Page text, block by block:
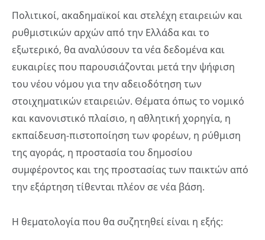
Πολιτικοί, ακαδημαϊκοί και στελέχη εταιρειών και
ρυθμιστικών αρχών από την Ελλάδα και το
εξωτερικό, θα αναλύσουν τα νέα δεδομένα και
ευκαιρίες που παρουσιάζονται μετά την ψήφιση
του νέου νόμου για την αδειοδότηση των
στοιχηματικών εταιρειών. Θέματα όπως το νομικό
και κανονιστικό πλαίσιο, η αθλητική χορηγία, η
εκπαίδευση-πιστοποίηση των φορέων, η ρύθμιση
της αγοράς, η προστασία του δημοσίου
συμφέροντος και της προστασίας των παικτών από
την εξάρτηση τίθενται πλέον σε νέα βάση.
Η θεματολογία που θα συζητηθεί είναι η εξής: